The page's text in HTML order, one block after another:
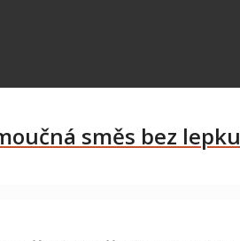
směs bez lepku